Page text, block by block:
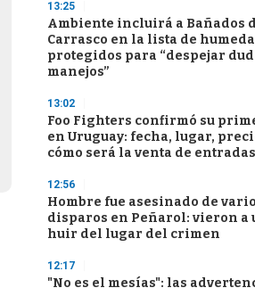
13:25
Ambiente incluirá a Bañados
Carrasco en la lista de
protegidos para “despejar
manejos”
13:02
Foo Fighters confirmó su
en Uruguay: fecha, lugar,
cómo será la venta de entradas
12:56
Hombre fue asesinado de
disparos en Peñarol: vieron a
huir del lugar del crimen
12:17
"No es el mesías": las